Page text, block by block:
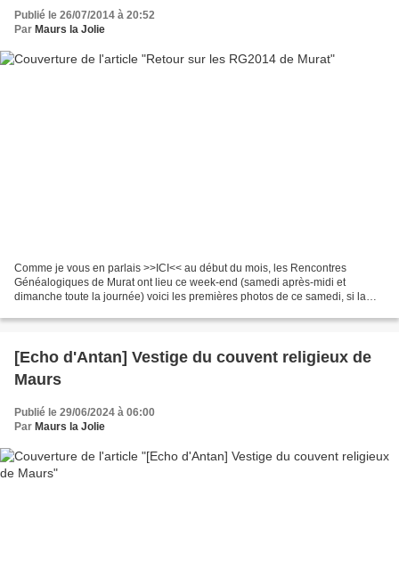
Publié le 26/07/2014 à 20:52
Par Maurs la Jolie
Comme je vous en parlais >>ICI<< au début du mois, les Rencontres
Généalogiques de Murat ont lieu ce week-end (samedi après-midi et
dimanche toute la journée) voici les premières photos de ce samedi, si la
[Echo d'Antan] Vestige du couvent religieux de
Maurs
Publié le 29/06/2024 à 06:00
Par Maurs la Jolie